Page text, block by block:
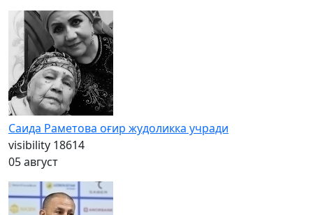
Саида Раметова оғир жудоликка учради
visibility 18614
05 август